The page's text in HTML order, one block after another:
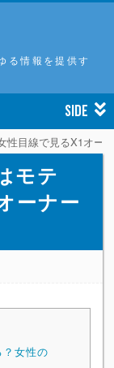
る情報を提供す
SIDE
性目線で見るX1オー
モテ
ーナー
女性の